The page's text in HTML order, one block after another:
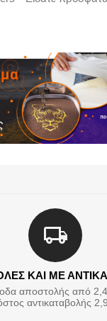
ΚΑΙ ΜΕ
αποστολής από
αντικαταβολής